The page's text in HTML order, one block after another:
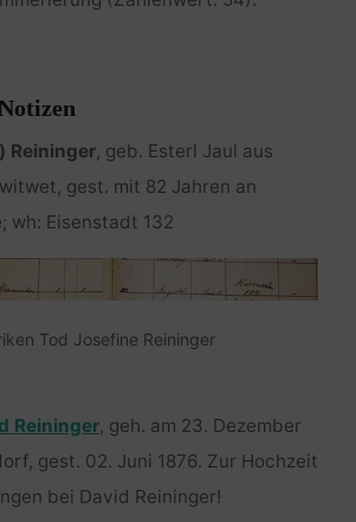
Reininger, geb. Esterl Jaul aus
gest. mit 82 Jahren an
wh: Eisenstadt 132
Tod Josefine Reininger
Reininger, geh. am 23. Dezember
gest. 02. Juni 1876. Zur Hochzeit
bei David Reininger!